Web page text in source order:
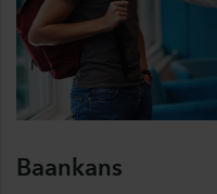
Baankans